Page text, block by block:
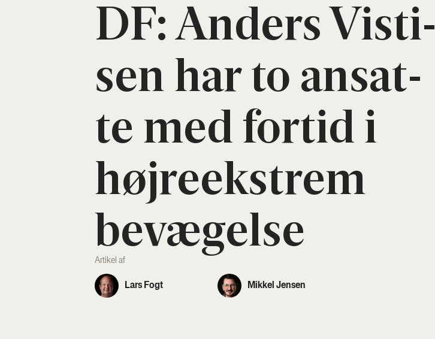
DF: Anders Visti­
sen har to ansat­
te med for­tid i
høj­re­ek­strem
bevæ­gel­se
Artikel af
Lars Fogt Mikkel Jensen